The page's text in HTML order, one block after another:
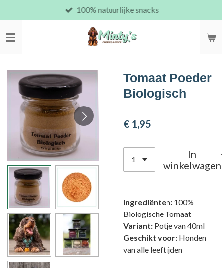
direct
naar
100% natuurlijke snacks
Tomaat Poeder
Biologisch
€ 1,95
In
winkelwagen
Ingrediënten: 100%
Biologische Tomaat
Variant: Potje van 40ml
Geschikt voor: Honden
van alle leeftijden